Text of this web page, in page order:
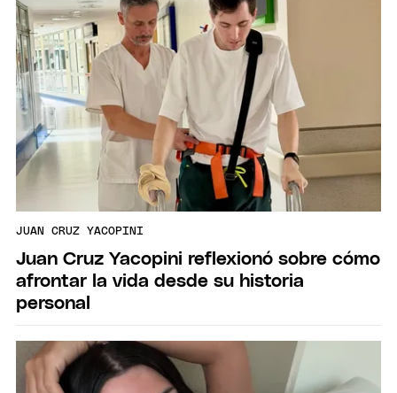
JUAN CRUZ YACOPINI
Juan Cruz Yacopini reflexionó sobre cómo
afrontar la vida desde su historia
personal